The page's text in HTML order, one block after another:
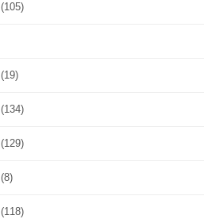
(105)
(19)
(134)
(129)
(8)
(118)